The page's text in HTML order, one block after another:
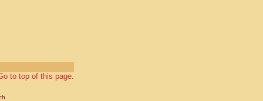
to top of this page.